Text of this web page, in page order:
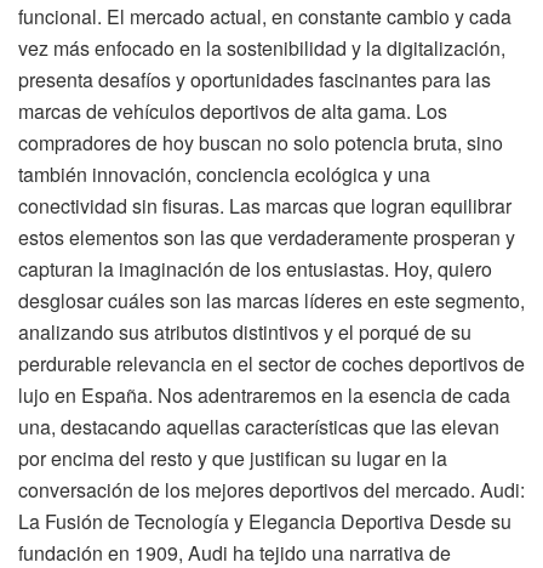
funcional. El mercado actual, en constante cambio y cada
vez más enfocado en la sostenibilidad y la digitalización,
presenta desafíos y oportunidades fascinantes para las
marcas de vehículos deportivos de alta gama. Los
compradores de hoy buscan no solo potencia bruta, sino
también innovación, conciencia ecológica y una
conectividad sin fisuras. Las marcas que logran equilibrar
estos elementos son las que verdaderamente prosperan y
capturan la imaginación de los entusiastas. Hoy, quiero
desglosar cuáles son las marcas líderes en este segmento,
analizando sus atributos distintivos y el porqué de su
perdurable relevancia en el sector de coches deportivos de
lujo en España. Nos adentraremos en la esencia de cada
una, destacando aquellas características que las elevan
por encima del resto y que justifican su lugar en la
conversación de los mejores deportivos del mercado. Audi:
La Fusión de Tecnología y Elegancia Deportiva Desde su
fundación en 1909, Audi ha tejido una narrativa de